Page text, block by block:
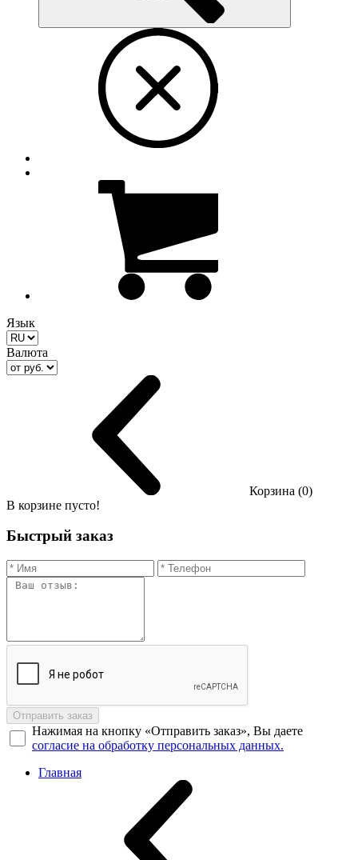
Язык
Валюта
Корзина (0)
В корзине пусто!
Быстрый заказ
Отправить заказ
Нажимая на кнопку «Отправить заказ», Вы даете
согласие на обработку персональных данных.
Главная